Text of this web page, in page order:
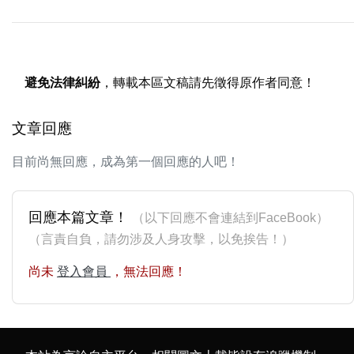
避免法律糾紛，轉載本區文稿請先徵得原作者同意！
文章回應
目前尚無回應，成為第一個回應的人吧！
回應本篇文章！
（以下回應不會連結到FaceBook）
（言責自負，請勿涉及人身攻擊，以免挨告！）
尚未 登入會員 ，無法回應！